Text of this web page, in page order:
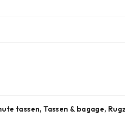
tassen, Tassen & bagage,